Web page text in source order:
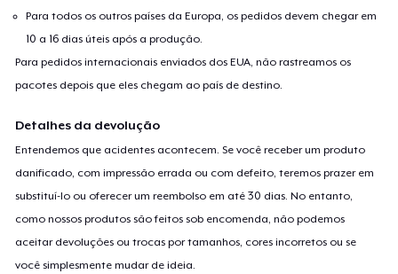
Para todos os outros países da Europa, os pedidos devem chegar em
10 a 16 dias úteis após a produção.
Para pedidos internacionais enviados dos EUA, não rastreamos os
pacotes depois que eles chegam ao país de destino.
Detalhes da devolução
Entendemos que acidentes acontecem. Se você receber um produto
danificado, com impressão errada ou com defeito, teremos prazer em
substituí-lo ou oferecer um reembolso em até 30 dias. No entanto,
como nossos produtos são feitos sob encomenda, não podemos
aceitar devoluções ou trocas por tamanhos, cores incorretos ou se
você simplesmente mudar de ideia.